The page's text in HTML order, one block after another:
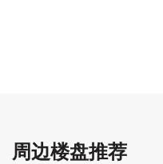
周边楼盘推荐